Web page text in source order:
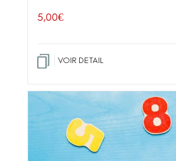
5,00€
VOIR DETAIL